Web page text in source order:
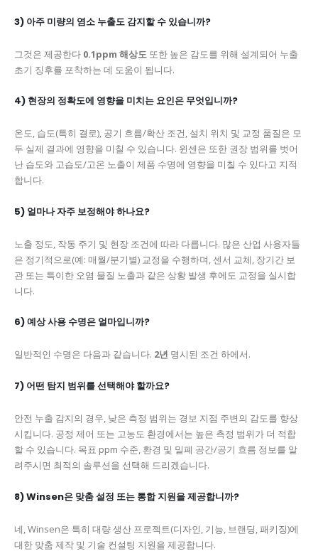
3) 아주 미량의 염소 누출도 감지할 수 있습니까?
그것은 제공한다 0.1ppm 해상도 또한 높은 감도를 위해 설계되어 누출
초기 징후를 포착하는 데 도움이 됩니다.
4) 현장의 정확도에 영향을 미치는 요인은 무엇입니까?
온도, 습도(특히 결로), 공기 흐름/확산 조건, 설치 위치 및 교정 품질은 모
두 실제 결과에 영향을 미칠 수 있습니다. 윈센은 또한 권장 범위를 벗어
난 습도와 고습도/고온 노출이 제품 수명에 영향을 미칠 수 있다고 지적
합니다.
5) 얼마나 자주 보정해야 하나요?
노출 정도, 작동 주기 및 현장 조건에 따라 다릅니다. 많은 산업 사용자들
은 정기적으로(예: 매월/분기별) 교정을 수행하며, 센서 교체, 장기간 보
관 또는 특이한 오염 물질 노출과 같은 상황 발생 후에도 교정을 실시합
니다.
6) 예상 사용 수명은 얼마입니까?
일반적인 수명은 다음과 같습니다. 2년 명시된 조건 하에서.
7) 어떤 탐지 범위를 선택해야 할까요?
안전 누출 감지의 경우, 낮은 측정 범위는 경보 지점 주변의 감도를 향상
시킵니다. 공정 제어 또는 고농도 환경에서는 높은 측정 범위가 더 적합
할 수 있습니다. 목표 ppm 수준, 환경 및 밀폐 공간/공기 흐름 정보를 알
려주시면 최적의 솔루션을 선택해 드리겠습니다.
8) Winsen은 맞춤 설정 또는 통합 지원을 제공합니까?
네, Winsen은 특히 대량 생산 프로젝트(디자인, 기능, 브랜딩, 패키징)에
대한 맞춤 제작 및 기술 컨설팅 지원을 제공합니다.